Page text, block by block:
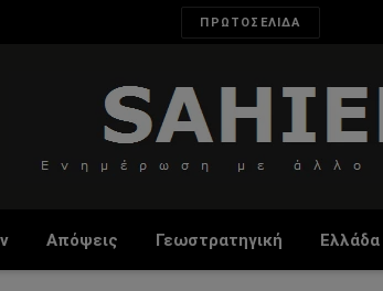
ΠΡΩΤΟΣΕΛΙΔΑ
Απόψεις Γεωστρατηγική Ελλάδα